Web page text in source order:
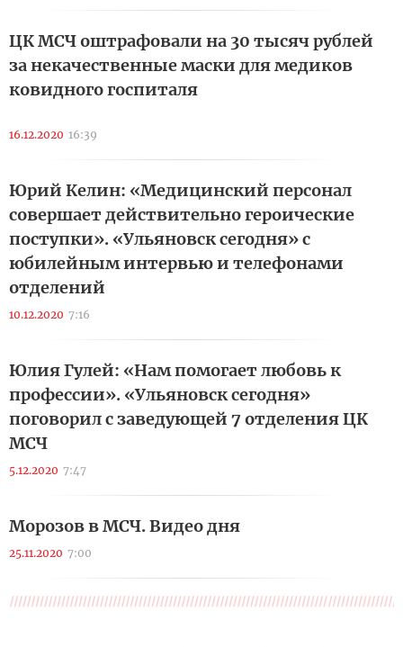
ЦК МСЧ оштрафовали на 30 тысяч рублей
за некачественные маски для медиков
ковидного госпиталя
16.12.2020 16:39
Юрий Келин: «Медицинский персонал
совершает действительно героические
поступки». «Ульяновск сегодня» с
юбилейным интервью и телефонами
отделений
10.12.2020 7:16
Юлия Гулей: «Нам помогает любовь к
профессии». «Ульяновск сегодня»
поговорил с заведующей 7 отделения ЦК
МСЧ
5.12.2020 7:47
Морозов в МСЧ. Видео дня
25.11.2020 7:00